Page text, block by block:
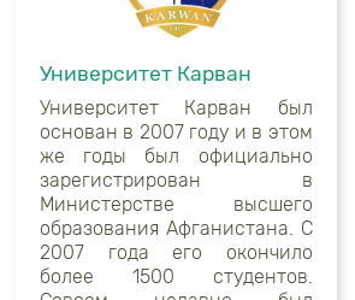
Университет Карван
Университет Карван был
основан в 2007 году и в этом
же годы был официально
зарегистрирован в
Министерстве высшего
образования Афганистана. С
2007 года его окончило
более 1500 студентов.